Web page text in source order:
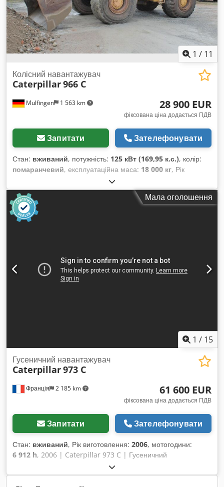
1 / 11
Mulfingen 1 563 km
Колісний навантажувач
Caterpillar966 C
28 900 EUR
фіксована ціна додається ПДВ
Запитати Зателефонувати
Стан: вживаний, потужність: 125 кВт (169,95 к.с.), колір:
помаранчевий, експлуатаційна маса: 18 000 кг, Рік
, Обладнання:
Мала оголошення
1 / 15
Франція 2 185 km
Гусеничний навантажувач
Caterpillar973 C
61 600 EUR
фіксована ціна додається ПДВ
Запитати Зателефонувати
Стан: вживаний, Рік виготовлення: 2006, мотогодини:
6 912 h, 2006 | Caterpillar 973 C | Гусеничний
навантажувач | 6912 мотогодин 📍Місцезнаходження:
Франція 🚛 Доставка доступна до вашого місця –